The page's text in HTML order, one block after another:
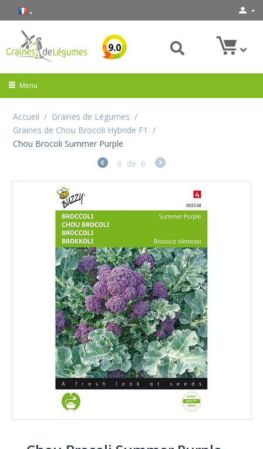
9.0
Menu
Accueil / Graines de Légumes /
Graines de Chou Brocoli Hybride F1 /
Chou Brocoli Summer Purple
6 de 6